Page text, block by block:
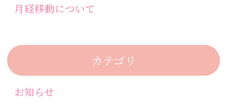
月経移動について
カテゴリ
お知らせ